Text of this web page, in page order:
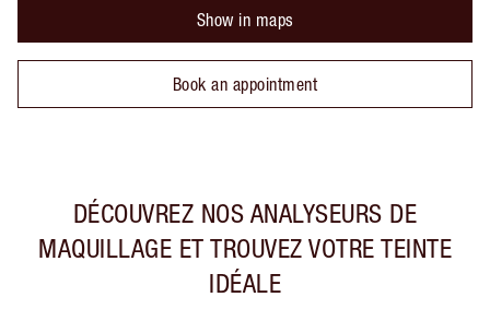
Show in maps
Book an appointment
DÉCOUVREZ NOS ANALYSEURS DE
MAQUILLAGE ET TROUVEZ VOTRE TEINTE
IDÉALE